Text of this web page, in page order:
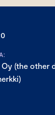
(the other